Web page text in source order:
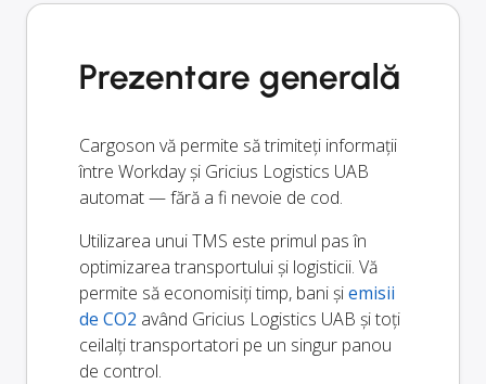
Prezentare generală
Cargoson vă permite să trimiteți informații
între Workday și Gricius Logistics UAB
automat — fără a fi nevoie de cod.
Utilizarea unui TMS este primul pas în
optimizarea transportului și logisticii. Vă
permite să economisiți timp, bani șiemisii
de CO2 având Gricius Logistics UAB și toți
ceilalți transportatori pe un singur panou
de control.